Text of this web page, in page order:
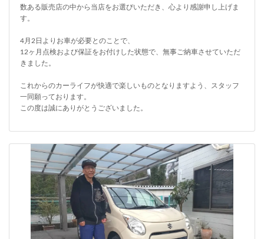
数ある販売店の中から当店をお選びいただき、心より感謝申し上げま
す。
4月2日よりお車が必要とのことで、
12ヶ月点検および保証をお付けした状態で、無事ご納車させていただ
きました。
これからのカーライフが快適で楽しいものとなりますよう、スタッフ
一同願っております。
この度は誠にありがとうございました。